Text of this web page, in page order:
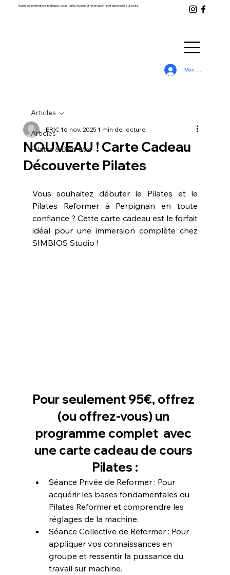
Toutes les informations pratiques (cours, tarifs, niveaux et réservation) sont disponibles sur le site.
Mon Compte
Articles
Pilates & Bien-être
Articles
NOUVEAU ! Carte Cadeau
Découverte Pilates
ERIC16 nov. 20251 min de lecture
Vous souhaitez débuter le Pilates et le
Pilates Reformer à Perpignan en toute
confiance ? Cette carte cadeau est le forfait
idéal pour une immersion complète chez
SIMBIOS Studio !
Pour seulement 95€, offrez
(ou offrez-vous) un
programme complet  avec
une carte cadeau de cours
Pilates :
Séance Privée de Reformer : Pour
acquérir les bases fondamentales du
Pilates Reformer et comprendre les
réglages de la machine.
Séance Collective de Reformer : Pour
appliquer vos connaissances en
groupe et ressentir la puissance du
travail sur machine.